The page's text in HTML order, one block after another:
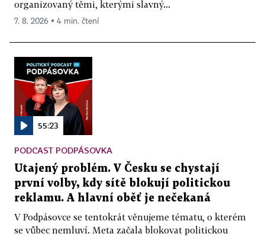
organizovaný těmi, kterými slavný...
7. 8. 2026 ▪ 4 min. čtení
55:23
PODCAST PODPÁSOVKA
Utajený problém. V Česku se chystají
první volby, kdy sítě blokují politickou
reklamu. A hlavní oběť je nečekaná
V Podpásovce se tentokrát věnujeme tématu, o kterém
se vůbec nemluví. Meta začala blokovat politickou